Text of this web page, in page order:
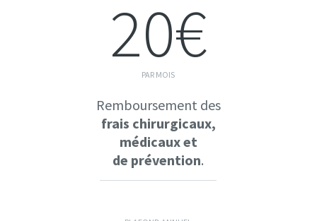
20€
PAR MOIS
Remboursement des
frais chirurgicaux,
médicaux et
de prévention.